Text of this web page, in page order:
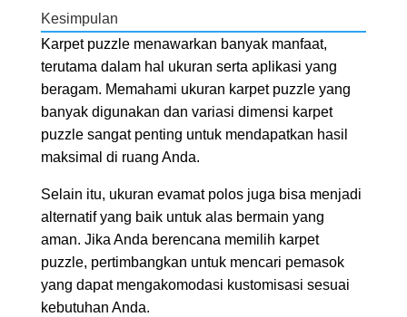
Kesimpulan
Karpet puzzle menawarkan banyak manfaat,
terutama dalam hal ukuran serta aplikasi yang
beragam. Memahami ukuran karpet puzzle yang
banyak digunakan dan variasi dimensi karpet
puzzle sangat penting untuk mendapatkan hasil
maksimal di ruang Anda.
Selain itu, ukuran evamat polos juga bisa menjadi
alternatif yang baik untuk alas bermain yang
aman. Jika Anda berencana memilih karpet
puzzle, pertimbangkan untuk mencari pemasok
yang dapat mengakomodasi kustomisasi sesuai
kebutuhan Anda.